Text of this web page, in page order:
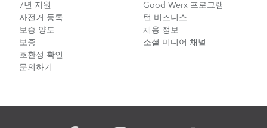
7년 지원
자전거 등록
보증 양도
보증
호환성 확인
문의하기
Good Werx 프로그램
턴 비즈니스
채용 정보
소셜 미디어 채널